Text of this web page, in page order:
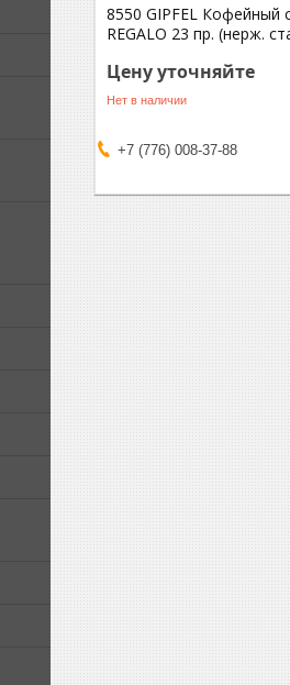
8550 GIPFEL Кофейный
REGALO 23 пр. (нерж.
Цену уточняйте
Нет в наличии
+7 (776) 008-37-88